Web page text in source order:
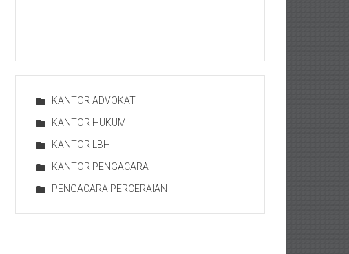
KANTOR ADVOKAT
KANTOR HUKUM
KANTOR LBH
KANTOR PENGACARA
PENGACARA PERCERAIAN